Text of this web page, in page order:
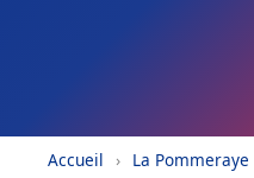
Accueil › La Pommeraye